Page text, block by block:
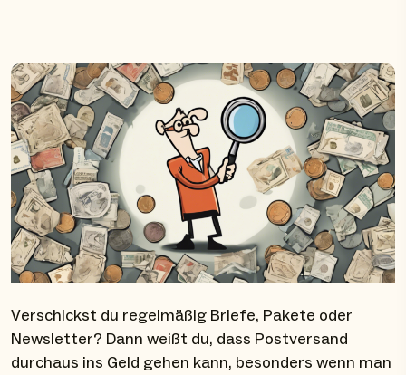
Verschickst du regelmäßig Briefe, Pakete oder
Newsletter? Dann weißt du, dass Postversand
durchaus ins Geld gehen kann, besonders wenn man